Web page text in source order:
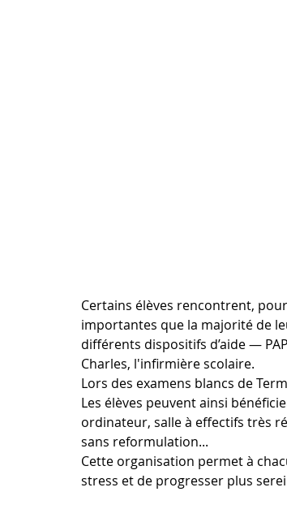
Certains élèves rencontrent,
importantes que la majorité de
différents dispositifs d’aide —
Charles, l'infirmière scolaire.
Lors des examens blancs de
Les élèves peuvent ainsi
ordinateur, salle à effectifs très
sans reformulation...
Cette organisation permet à
stress et de progresser plus